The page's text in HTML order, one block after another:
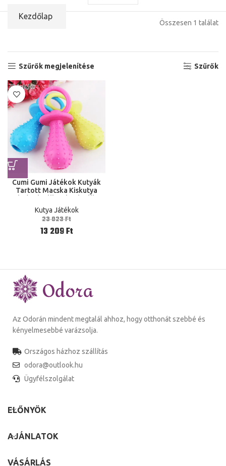
Kezdőlap
Összesen 1 találat
Szűrők megjelenítése Szűrők
Cumi Gumi Játékok Kutyák
Tartott Macska Kiskutya
Termékek Kutyajátékok
Hangos 4X9,5 Cm
Kutya Játékok
23 023Ft
13 209Ft
Az Odorán mindent megtalál ahhoz, hogy otthonát szebbé és
kényelmesebbé varázsolja.
Országos házhoz szállítás
odora@outlook.hu
Ügyfélszolgálat
ELŐNYÖK
AJÁNLATOK
VÁSÁRLÁS